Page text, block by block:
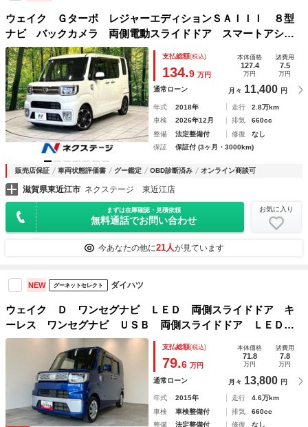
ウェイク Ｇターボ レジャーエディションＳＡＩＩＩ ８型
ナビ バックカメラ 両側電動スライドドア スマートアシス
ト ドラレコ ＥＴＣ 禁煙 ＬＥＤヘッドライト 革巻きス
テアリング Ｂｌｕｅｔｏｏｔｈ オートハイビーム スマー
トキー ステアリングスイッチ
支払総額(税込)
134.9 万円
本体価格
127.4
万円
諸費用
7.5
万円
通常ローン 月々 11,400 円
年式 2018年 走行
2.8万km
車検
2026年12月 排気
660cc
整備
法定整備付 修復
なし
保証
保証付 (3ヶ月・3000km)
販売店保証 車両状態評価書 グー鑑定 OBD診断済み オンライン商談可
滋賀県東近江市 ネクステージ 東近江店
まずは在庫確認・見積依頼
無料通話でお問い合わせ
お気に入り
今あなたの他に21人が見ています
NEW グーネットセレクト ダイハツ
ウェイク Ｄ ワンセグナビ ＬＥＤ 両側スライドドア キ
ーレス ワンセグナビ ＵＳＢ 両側スライドドア ＬＥＤ
キーレス 電動格納式ミラー エコアイドル タイヤ４本新品
支払総額(税込)
79.6 万円
本体価格
71.8
万円
諸費用
7.8
万円
通常ローン 月々 13,800 円
年式 2015年 走行
4.6万km
車検
車検整備付 排気
660cc
整備
法定整備付 修復
なし